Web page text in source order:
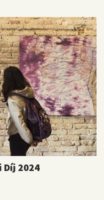
Díj 2024